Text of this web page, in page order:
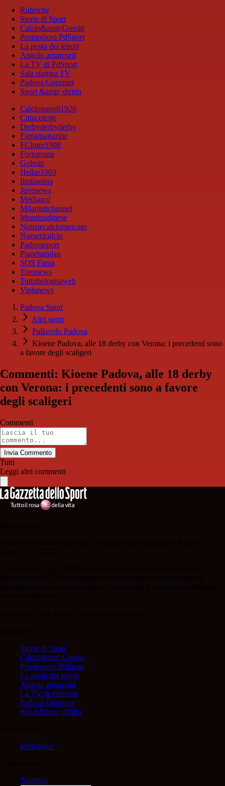
Rubriche
Storie di Sport
Calcio&amp;Gossip
Promozioni PdSport
La posta dei lettori
Angolo amarcord
La TV di PdSport
Sala stampa TV
Padova Gourmet
Sport &amp; diritto
Calcionapoli1926
Cittaceleste
Derbyderbyderby
Fantamagazine
FCInter1908
Forzaroma
Golssip
Hellas1903
Ilmilanista
Juvenews
Mediagol
Milanistichannel
Mondoudinese
Notiziecalciomercato
Numericalcio
Padovasport
Pianetamilan
SOS Fanta
Toronews
Tuttobolognaweb
Violanews
Padova Sport
Altri sport
Pallavolo Padova
Kioene Padova, alle 18 derby con Verona: i precedenti sono
a favore degli scaligeri
Commenti: Kioene Padova, alle 18 derby
con Verona: i precedenti sono a favore
degli scaligeri
Commenti
Invia Commento
Tutti
Leggi altri commenti
Storie di Sport
Calcio&amp;Gossip
Promozioni PdSport
La posta dei lettori
Angolo amarcord
La TV di PdSport
Padova Gourmet
Sport &amp; diritto
Redazione
Archivio